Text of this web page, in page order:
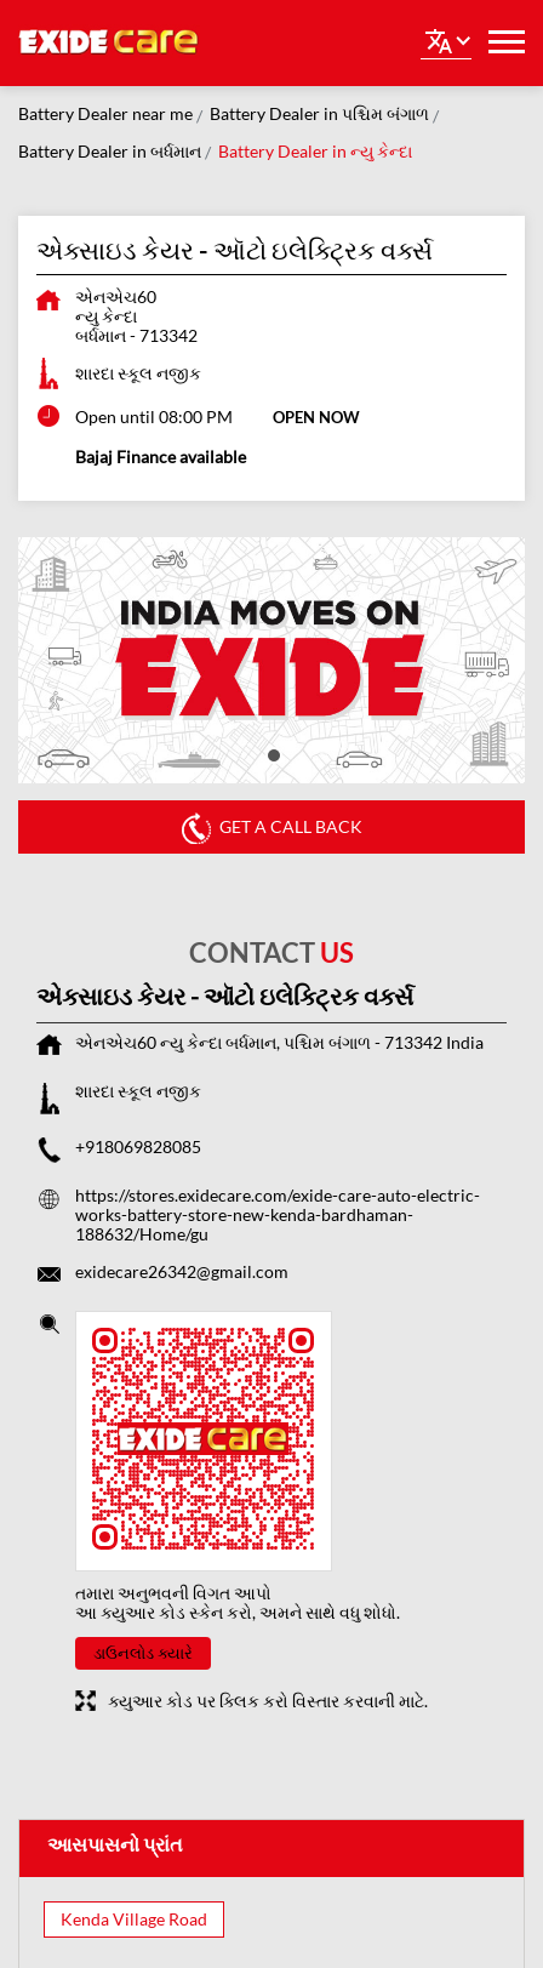
Battery Dealer near me
Battery Dealer in પશ્ચિમ બંગાળ
Battery Dealer in બર્ધમાન
Battery Dealer in ન્યુ કેન્દા
એક્સાઇડ કેયર - ઑટો ઇલેક્ટ્રિક વર્ક્સ
એનએચ60
ન્યુ કેન્દા
બર્ધમાન -713342
શારદા સ્કૂલ નજીક
Open until 08:00 PM OPEN NOW
Bajaj Finance available
GET A CALL BACK
CONTACTUS
એક્સાઇડ કેયર - ઑટો ઇલેક્ટ્રિક વર્ક્સ
એનએચ60ન્યુ કેન્દા બર્ધમાન, પશ્ચિમ બંગાળ -713342 India
શારદા સ્કૂલ નજીક
+918069828085
https://stores.exidecare.com/exide-care-auto-electric-
works-battery-store-new-kenda-bardhaman-
188632/Home/gu
exidecare26342@gmail.com
તમારા અનુભવની વિગત આપો
આ ક્યુઆર કોડ સ્કેન કરો, અમને સાથે વધુ શોધો.
ડાઉનલોડ ક્યારે
ક્યુઆર કોડ પર ક્લિક કરો વિસ્તાર કરવાની માટે.
આસપાસનો પ્રાંત
Kenda Village Road